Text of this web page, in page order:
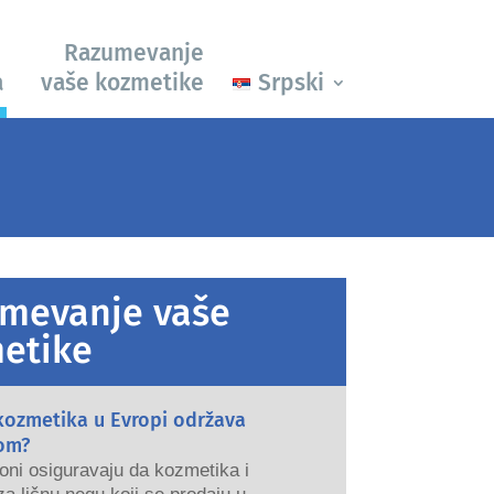
Razumevanje
vaše kozmetike
Srpski
vaše
u Evropi održava
osiguravaju da kozmetika i